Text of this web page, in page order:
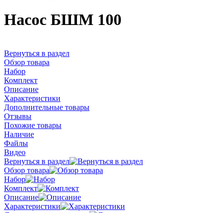
Насос БШМ 100
Вернуться в раздел
Обзор товара
Набор
Комплект
Описание
Характеристики
Дополнительные товары
Отзывы
Похожие товары
Наличие
Файлы
Видео
Вернуться в раздел
Обзор товара
Набор
Комплект
Описание
Характеристики